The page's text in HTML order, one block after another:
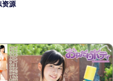
资源